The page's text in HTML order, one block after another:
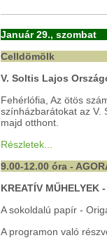
Január 29., szombat
Celldömölk
V. Soltis Lajos
Fehérlófia, Az ötös
színházbarátokat az V.
majd otthont.
Részletek...
9.00-12.00 óra -
KREATÍV
A sokoldalú papír -
A programon való